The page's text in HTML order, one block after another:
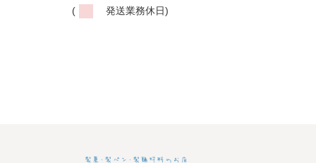
( 発送業務休日)